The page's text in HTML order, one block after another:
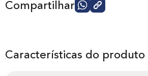
Compartilhar
Características do produto